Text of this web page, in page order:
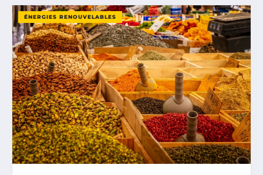
ÉNERGIES RENOUVELABLES